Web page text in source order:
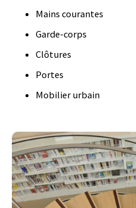
Mains courantes
Garde-corps
Clôtures
Portes
Mobilier urbain